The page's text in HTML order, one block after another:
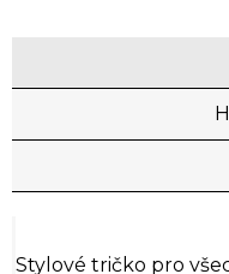
Stylové tričko pro